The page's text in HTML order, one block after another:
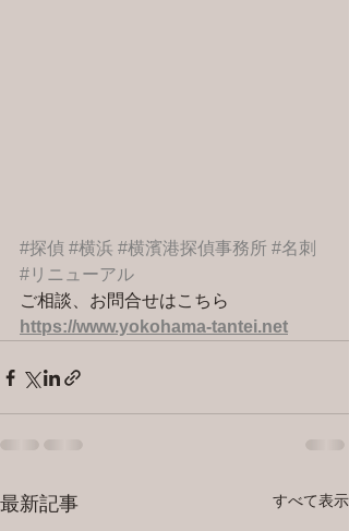
#探偵 #横浜 #横濱港探偵事務所 #名刺
#リニューアル
ご相談、お問合せはこちら
https://www.yokohama-tantei.net
最新記事 すべて表示